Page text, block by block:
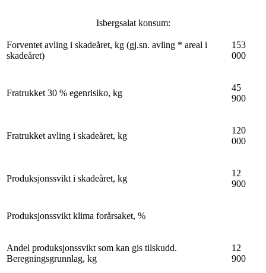
Isbergsalat konsum:
Forventet avling i skadeåret, kg (gj.sn. avling * areal i
skadeåret)
153
000
Fratrukket 30 % egenrisiko, kg
45
900
Fratrukket avling i skadeåret, kg
120
000
Produksjonssvikt i skadeåret, kg
12
900
Produksjonssvikt klima forårsaket, %
Andel produksjonssvikt som kan gis tilskudd.
Beregningsgrunnlag, kg
12
900